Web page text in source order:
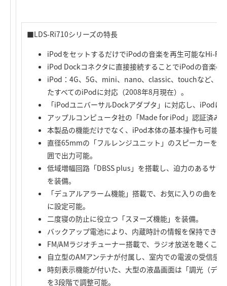
■LDS-Ri710シリーズの特長
iPodをセットするだけでiPodの音楽を再生可能なHi-Fi
iPod Dockコネクタに直接接続することでiPodの音楽の
iPod：4G、5G、mini、nano、classic、touchなど、
たすべてのiPodに対応（2008年8月現在）。
「iPodユニバーサルDockアダプタ」に対応し、iPodに
アップルコンピュータ社の「Made for iPod」認証済み
本製品の機能だけでなく、iPod本体の基本操作も可能
直径65mmの「フルレンジユニット」のスピーカーを
囲で出力可能。
低域増幅回路「DBSS plus」を搭載し、迫力のあるサ
を装備。
「デュアルアラーム機能」搭載で、お気に入りの曲を
に設定可能。
二度寝の防止に役立つ「スヌーズ機能」を装備。
バックアップ電池により、内蔵時計の情報を保持できま
FM/AMラジオチューナー搭載で、ラジオ放送を聴くこと
自立型のAMアンテナが付属し、室内での電波の受信感
時刻表示機能が付いた、大型の液晶画面は「調光（デ
を3段階で調整可能。